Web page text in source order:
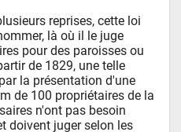
reprises, cette loi
là où il le juge
pour des paroisses ou
de 1829, une telle
la présentation d'une
de 100 propriétaires de la
n'ont pas besoin
doivent juger selon les